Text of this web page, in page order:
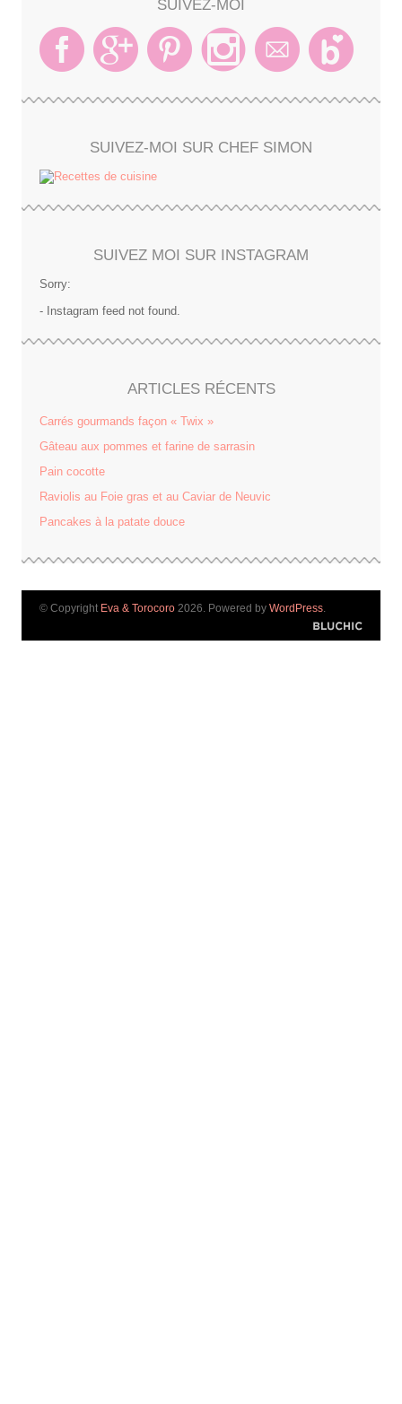
SUIVEZ-MOI
SUIVEZ-MOI SUR CHEF SIMON
SUIVEZ MOI SUR INSTAGRAM
Sorry:
- Instagram feed not found.
ARTICLES RÉCENTS
Carrés gourmands façon « Twix »
Gâteau aux pommes et farine de sarrasin
Pain cocotte
Raviolis au Foie gras et au Caviar de Neuvic
Pancakes à la patate douce
© Copyright Eva & Torocoro 2026. Powered by WordPress